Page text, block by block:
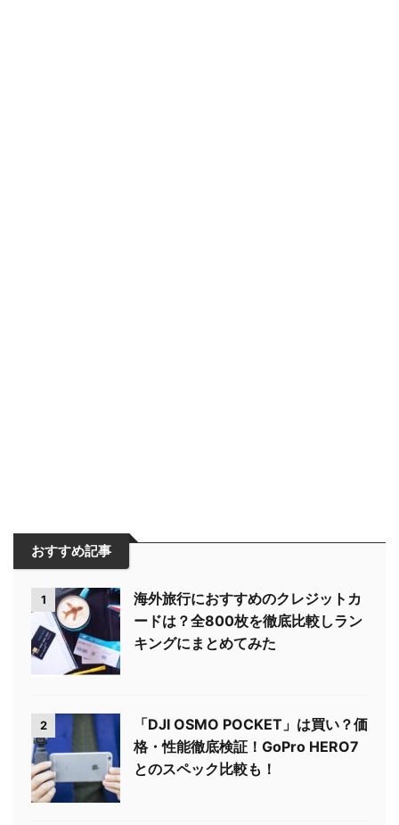
おすすめ記事
1
海外旅行におすすめのクレジットカ
ードは？全800枚を徹底比較しラン
キングにまとめてみた
2
「DJI OSMO POCKET」は買い？価
格・性能徹底検証！GoPro HERO7
とのスペック比較も！